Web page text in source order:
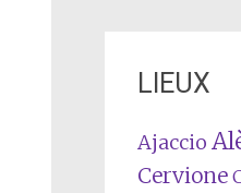
LIEUX
Ajaccio
Cervione